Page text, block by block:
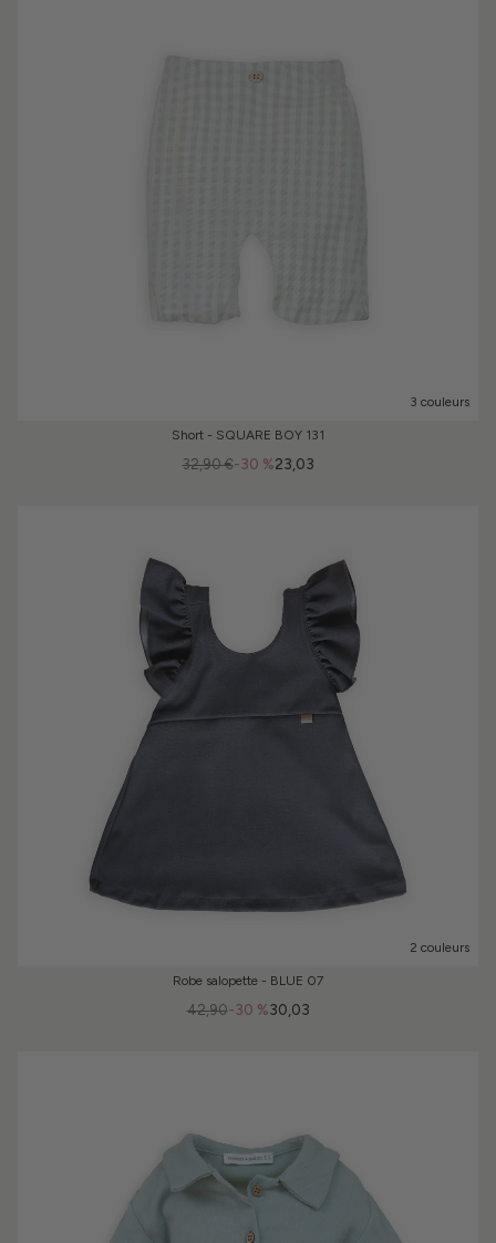
3 couleurs
Short - SQUARE BOY 131
-30 %
32,90 € 23,03
2 couleurs
Robe salopette - BLUE 07
-30 %
42,90 30,03